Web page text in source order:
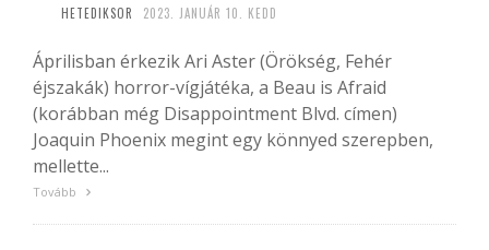
HETEDIKSOR 2023. JANUÁR 10. KEDD
Áprilisban érkezik Ari Aster (Örökség, Fehér
éjszakák) horror-vígjátéka, a Beau is Afraid
(korábban még Disappointment Blvd. címen)
Joaquin Phoenix megint egy könnyed szerepben,
mellette...
Tovább